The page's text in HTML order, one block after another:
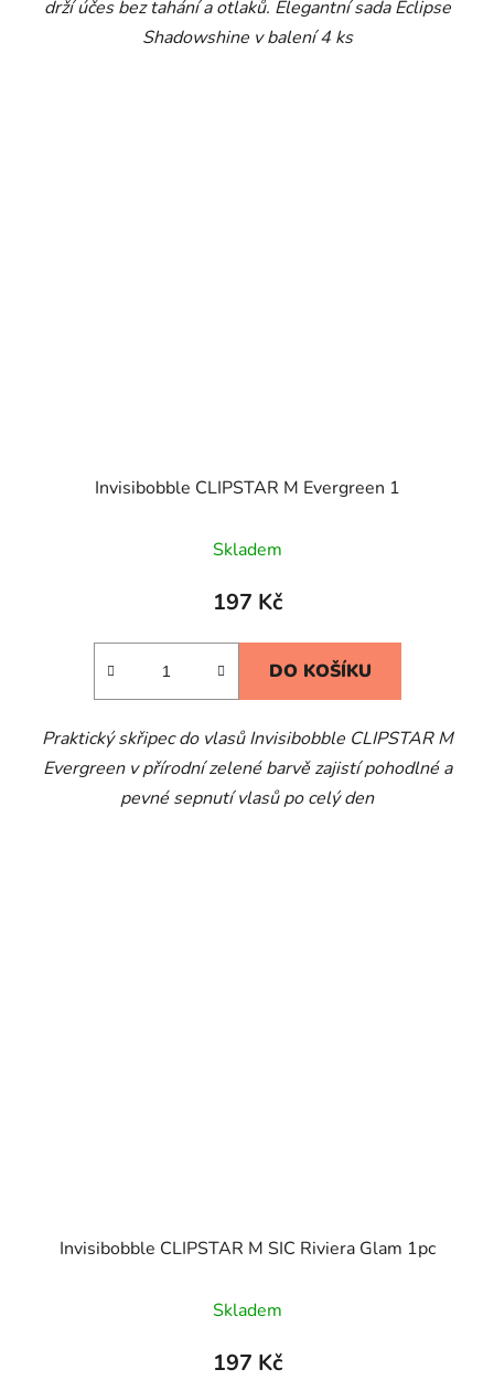
drží účes bez tahání a otlaků. Elegantní sada Eclipse
Shadowshine v balení 4 ks
Invisibobble CLIPSTAR M Evergreen 1
Skladem
197 Kč
DO KOŠÍKU
Praktický skřipec do vlasů Invisibobble CLIPSTAR M
Evergreen v přírodní zelené barvě zajistí pohodlné a
pevné sepnutí vlasů po celý den
Invisibobble CLIPSTAR M SIC Riviera Glam 1pc
Skladem
197 Kč